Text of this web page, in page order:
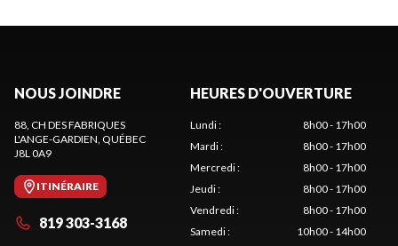
NOUS JOINDRE
88, CH DES FABRIQUES
L'ANGE-GARDIEN, QUÉBEC
J8L 0A9
ITINÉRAIRE
819 303-3168
HEURES D'OUVERTURE
Lundi:
8h00 - 17h00
Mardi:
8h00 - 17h00
Mercredi:
8h00 - 17h00
Jeudi:
8h00 - 17h00
Vendredi:
8h00 - 17h00
Samedi: 10h00 - 14h00